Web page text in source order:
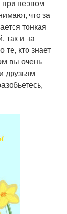
при первом
что за
тонкая
так и на
кто знает
вы очень
друзьям